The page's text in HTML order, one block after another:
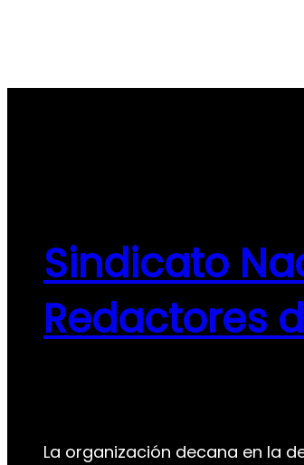
Sindicato
Redactores
La organización decana en la